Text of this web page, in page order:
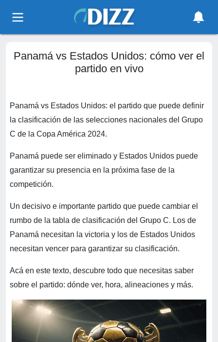
Panamá vs Estados Unidos: cómo ver el
partido en vivo
Panamá vs Estados Unidos: el partido que puede definir
la clasificación de las selecciones nacionales del Grupo
C de la Copa América 2024.
Panamá puede ser eliminado y Estados Unidos puede
garantizar su presencia en la próxima fase de la
competición.
Un decisivo e importante partido que puede cambiar el
rumbo de la tabla de clasificación del Grupo C. Los de
Panamá necesitan la victoria y los de Estados Unidos
necesitan vencer para garantizar su clasificación.
Acá en este texto, descubre todo que necesitas saber
sobre el partido: dónde ver, hora, alineaciones y más.